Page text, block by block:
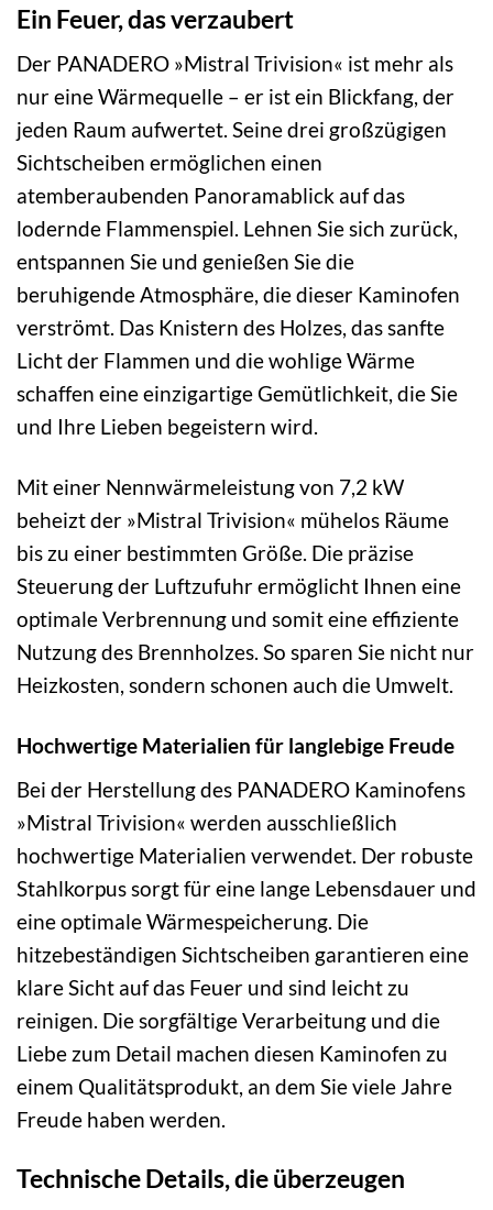
Ein Feuer, das verzaubert
Der PANADERO »Mistral Trivision« ist mehr als
nur eine Wärmequelle – er ist ein Blickfang, der
jeden Raum aufwertet. Seine drei großzügigen
Sichtscheiben ermöglichen einen
atemberaubenden Panoramablick auf das
lodernde Flammenspiel. Lehnen Sie sich zurück,
entspannen Sie und genießen Sie die
beruhigende Atmosphäre, die dieser Kaminofen
verströmt. Das Knistern des Holzes, das sanfte
Licht der Flammen und die wohlige Wärme
schaffen eine einzigartige Gemütlichkeit, die Sie
und Ihre Lieben begeistern wird.
Mit einer Nennwärmeleistung von 7,2 kW
beheizt der »Mistral Trivision« mühelos Räume
bis zu einer bestimmten Größe. Die präzise
Steuerung der Luftzufuhr ermöglicht Ihnen eine
optimale Verbrennung und somit eine effiziente
Nutzung des Brennholzes. So sparen Sie nicht nur
Heizkosten, sondern schonen auch die Umwelt.
Hochwertige Materialien für langlebige Freude
Bei der Herstellung des PANADERO Kaminofens
»Mistral Trivision« werden ausschließlich
hochwertige Materialien verwendet. Der robuste
Stahlkorpus sorgt für eine lange Lebensdauer und
eine optimale Wärmespeicherung. Die
hitzebeständigen Sichtscheiben garantieren eine
klare Sicht auf das Feuer und sind leicht zu
reinigen. Die sorgfältige Verarbeitung und die
Liebe zum Detail machen diesen Kaminofen zu
einem Qualitätsprodukt, an dem Sie viele Jahre
Freude haben werden.
Technische Details, die überzeugen